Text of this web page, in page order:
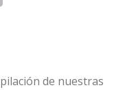
de nuestras